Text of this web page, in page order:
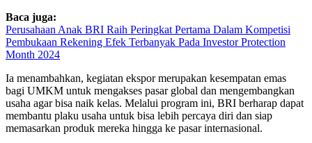
Baca juga:
Perusahaan Anak BRI Raih Peringkat Pertama Dalam Kompetisi
Pembukaan Rekening Efek Terbanyak Pada Investor Protection
Month 2024
Ia menambahkan, kegiatan ekspor merupakan kesempatan emas
bagi UMKM untuk mengakses pasar global dan mengembangkan
usaha agar bisa naik kelas. Melalui program ini, BRI berharap dapat
membantu plaku usaha untuk bisa lebih percaya diri dan siap
memasarkan produk mereka hingga ke pasar internasional.